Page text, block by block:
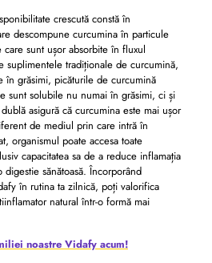
crescută constă în
descompune curcumina în particule
sunt ușor absorbite în fluxul
suplimentele tradiționale de curcumină,
în grăsimi, picăturile de curcumină
sunt solubile nu numai în grăsimi, ci și
asigură că curcumina este mai ușor
de mediul prin care intră în
organismul poate accesa toate
capacitatea sa de a reduce inflamația
sănătoasă. Încorporând
în rutina ta zilnică, poți valorifica
natural într-o formă mai
noastre Vidafy acum!